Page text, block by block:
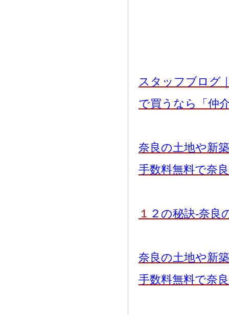
スタッフブログ
で買うなら「仲
奈良の土地や新
手数料無料で奈
１ ２の秘訣-奈良
奈良の土地や新
手数料無料で奈